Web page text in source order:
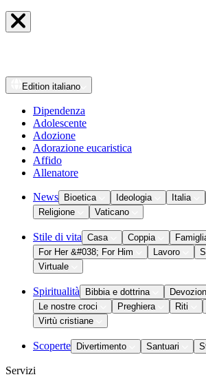
Edition italiano
Dipendenza
Adolescente
Adozione
Adorazione eucaristica
Affido
Allenatore
News Bioetica Ideologia Italia
Religione
Vaticano
Stile di vita Casa Coppia
For Her &#038; For Him
Lavoro
Virtuale
Spiritualità Bibbia e dottrina
Le nostre croci
Preghiera Riti
Virtù cristiane
Scoperte Divertimento Santuari
Servizi